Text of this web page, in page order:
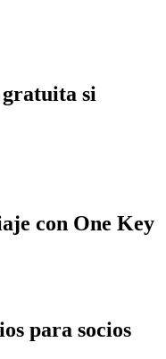
gratuita si
con One Key
para socios